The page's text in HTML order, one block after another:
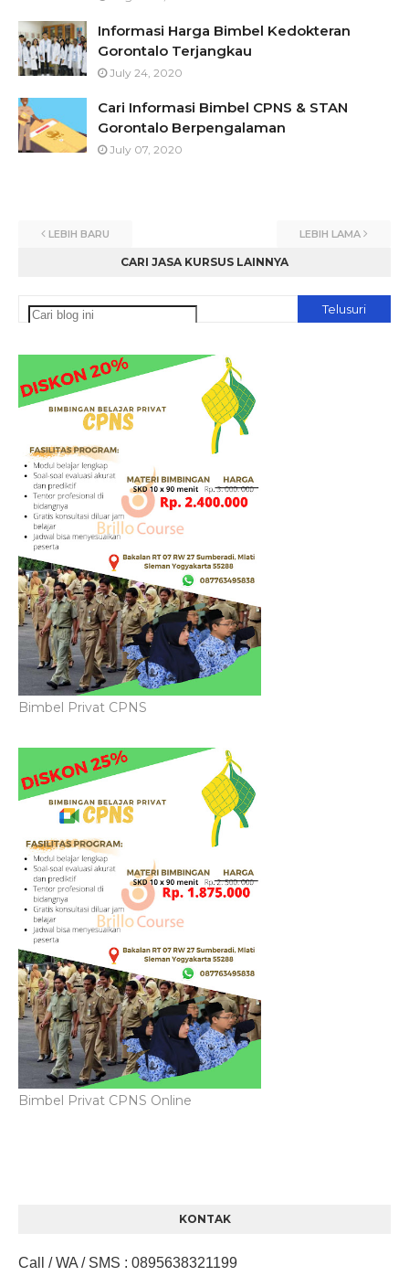
Informasi Harga Bimbel Kedokteran
Gorontalo Terjangkau
July 24, 2020
Cari Informasi Bimbel CPNS & STAN
Gorontalo Berpengalaman
July 07, 2020
LEBIH BARU LEBIH LAMA
CARI JASA KURSUS LAINNYA
Bimbel Privat CPNS
Bimbel Privat CPNS Online
KONTAK
Call / WA / SMS : 0895638321199